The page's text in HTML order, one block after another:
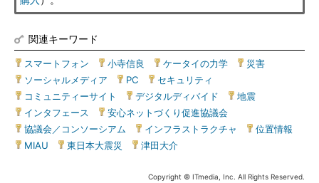
関連キーワード
スマートフォン 小寺信良 ケータイの力学 災害
ソーシャルメディア
PC セキュリティ
コミュニティーサイト
デジタルディバイド 地震
インタフェース
安心ネットづくり促進協議会
協議会／コンソーシアム
インフラストラクチャ 位置情報
MIAU
東日本大震災 津田大介
Copyright © ITmedia, Inc. All Rights Reserved.